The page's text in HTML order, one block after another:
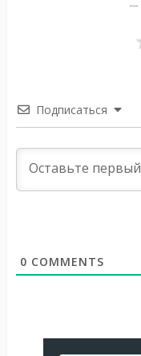
Подписаться
0 COMMENTS